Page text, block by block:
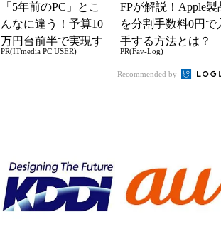
「5年前のPC」とこ
んなに違う！予算10
万円台前半で実現す
る快適PCライフ
PR(ITmedia PC USER)
FPが解説！Apple製
を分割手数料0円で
手する方法とは？
PR(Fav-Log)
Recommended by